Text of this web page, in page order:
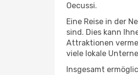
Oecussi.
Eine Reise in der
sind. Dies kann
Attraktionen
viele lokale
Insgesamt